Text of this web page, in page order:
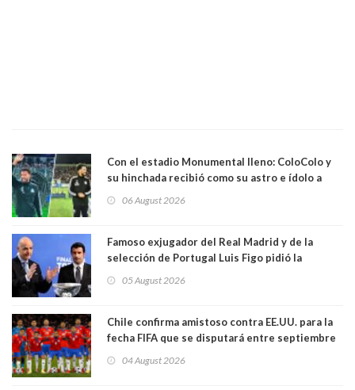
Con el estadio Monumental lleno: ColoColo y
su hinchada recibió como su astro e ídolo a
06 August 2026
Famoso exjugador del Real Madrid y de la
selección de Portugal Luis Figo pidió la
comportamiento más bajo y cobarde que he
05 August 2026
Chile confirma amistoso contra EE.UU. para la
fecha FIFA que se disputará entre septiembre
04 August 2026